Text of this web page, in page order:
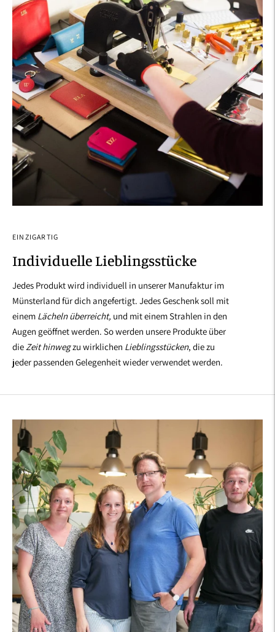
EINZIGARTIG
Individuelle Lieblingsstücke
Jedes Produkt wird individuell in unserer Manufaktur im
Münsterland für dich angefertigt. Jedes Geschenk soll mit
einem Lächeln überreicht, und mit einem Strahlen in den
Augen geöffnet werden. So werden unsere Produkte über
dieZeit hinwegzu wirklichen Lieblingsstücken, die zu
jeder passenden Gelegenheit wieder verwendet werden.